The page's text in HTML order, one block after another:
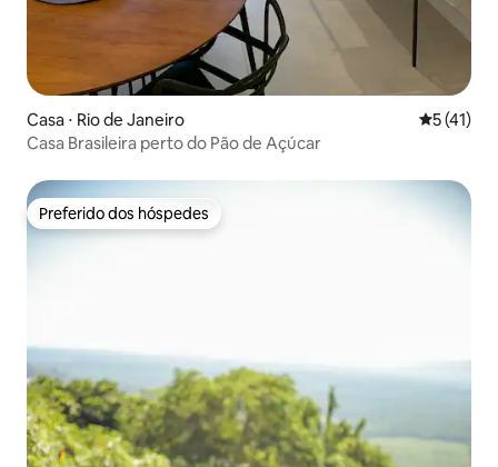
Casa ⋅ Rio de Janeiro 5 de uma
5 (41)
Casa Brasileira perto do Pão de Açúcar
Preferido dos hóspedes
Preferido dos hóspedes